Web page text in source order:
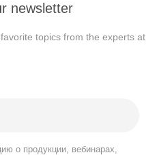
newsletter
topics from the experts at
о продукции, вебинарах,